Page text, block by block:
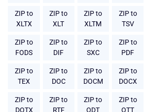
ZIP to
XLTX
ZIP to
XLT
ZIP to
XLTM
ZIP to
TSV
ZIP to
FODS
ZIP to
DIF
ZIP to
SXC
ZIP to
PDF
ZIP to
TEX
ZIP to
DOC
ZIP to
DOCM
ZIP to
DOCX
ZIP to
DOTX
ZIP to
RTF
ZIP to
ODT
ZIP to
OTT